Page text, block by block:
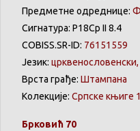
Предметне одреднице:
Сигнатура: Р18Ср II 8.4
COBISS.SR-ID: 76151559
Језик:
Врста грађе: Штампана
Колекције: Српске књиге
Брковић 70